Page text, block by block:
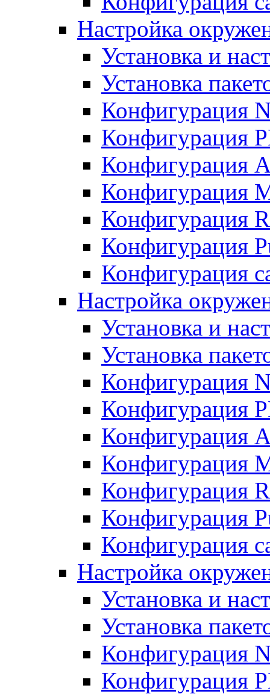
Настройка
Установка и
Установка
Конфигурация
Конфигурация
Конфигурация
Конфигурация
Конфигурация
Конфигурация
Конфигурация
Настройка
Установка и
Установка
Конфигурация
Конфигурация
Конфигурация
Конфигурация
Конфигурация
Конфигурация
Конфигурация
Настройка
Установка и
Установка
Конфигурация
Конфигурация